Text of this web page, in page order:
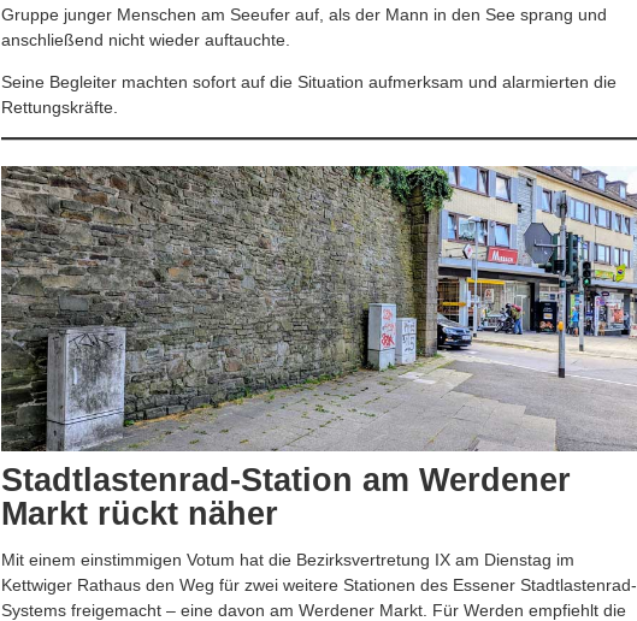
Gruppe junger Menschen am Seeufer auf, als der Mann in den See sprang und
anschließend nicht wieder auftauchte.
Seine Begleiter machten sofort auf die Situation aufmerksam und alarmierten die
Rettungskräfte.
Stadtlastenrad-Station am Werdener
Markt rückt näher
Mit einem einstimmigen Votum hat die Bezirksvertretung IX am Dienstag im
Kettwiger Rathaus den Weg für zwei weitere Stationen des Essener Stadtlastenrad-
Systems freigemacht – eine davon am Werdener Markt. Für Werden empfiehlt die